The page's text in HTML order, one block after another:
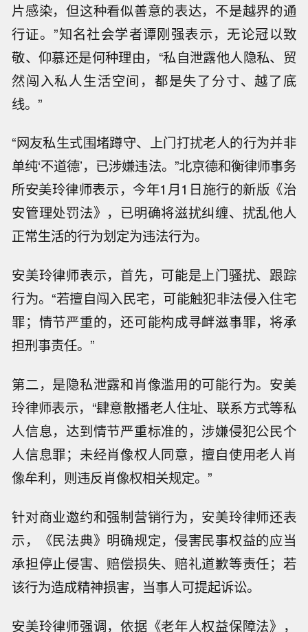
片感染，但这种看似善意的表达，不是越界的通
行证。”知名社会学者谭刚强表示，无论冠以致
敬、仰慕还是何种理由，“私自泄露他人隐私、贸
然闯入私人生活空间，都是失了分寸、越了底
线。”
“网友私生式围堵蹲守、上门打扰老人的行为并非
单纯‘不道德’，已涉嫌违法。”北京德和衡律师事务
所安美玲律师表示，今年1月1日施行的新版《治
安管理处罚法》，已明确将滋扰纠缠、扰乱他人
正常生活的行为划定为违法行为。
安美玲律师表示，首先，可能是上门骚扰、跟踪
行为。“若擅自闯入民宅，可能触犯非法侵入住宅
罪；情节严重的，还可能构成寻衅滋事罪，将承
担刑事责任。”
第二，是隐私泄露和肖像滥用的可能行为。安美
玲律师表示，“肆意散播老人住址、联系方式等私
人信息，达到情节严重标准的，涉嫌侵犯公民个
人信息罪；未经肖像权人同意，擅自使用老人肖
像牟利，则违反肖像权相关规定。”
针对商业邀约和强制营销行为，安美玲律师还表
示，《民法典》明确规定，侵害民事权益的应当
承担停止侵害、赔偿损失、赔礼道歉等责任；若
该行为造成精神损害，当事人可提起诉讼。
安美玲律师强调，依据《老年人权益保障法》，